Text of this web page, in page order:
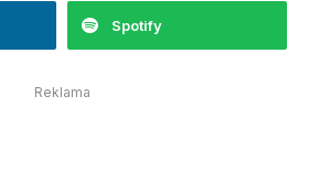
Spotify
Reklama